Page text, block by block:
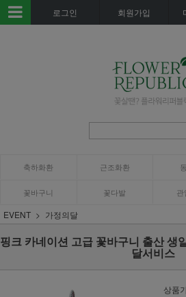
로그인 회원가입
축하화환 근조화환
꽃바구니 꽃다발 관
EVENT 가정의달
핑크 카네이션 고급 꽃바구니 출산 생
달서비스
상품